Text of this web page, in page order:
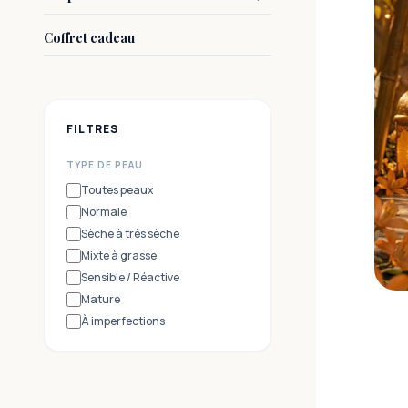
Coffret cadeau
FILTRES
TYPE DE PEAU
Toutes peaux
Normale
Sèche à très sèche
Mixte à grasse
Sensible / Réactive
Mature
À imperfections